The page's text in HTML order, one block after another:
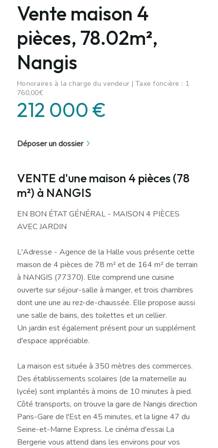
Vente maison 4
pièces, 78.02m²,
Nangis
Honoraires à la charge du vendeur | Taxe foncière : 1
760,00€
212 000 €
Déposer un dossier
VENTE d'une maison 4 pièces (78
m²) à NANGIS
EN BON ÉTAT GÉNÉRAL - MAISON 4 PIÈCES
AVEC JARDIN
L'Adresse - Agence de la Halle vous présente cette
maison de 4 pièces de 78 m² et de 164 m² de terrain
à NANGIS (77370). Elle comprend une cuisine
ouverte sur séjour-salle à manger, et trois chambres
dont une une au rez-de-chaussée. Elle propose aussi
une salle de bains, des toilettes et un cellier.
Un jardin est également présent pour un supplément
d'espace appréciable.
La maison est située à 350 mètres des commerces.
Des établissements scolaires (de la maternelle au
lycée) sont implantés à moins de 10 minutes à pied.
Côté transports, on trouve la gare de Nangis direction
Paris-Gare de l'Est en 45 minutes, et la ligne 47 du
Seine-et-Marne Express. Le cinéma d'essai La
Bergerie vous attend dans les environs pour vos